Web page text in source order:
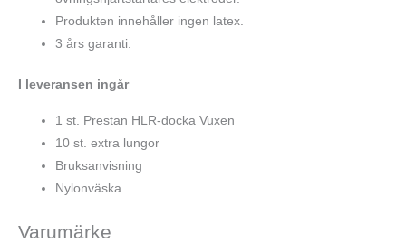
Produkten innehåller ingen latex.
3 års garanti.
I leveransen ingår
1 st. Prestan HLR-docka Vuxen
10 st. extra lungor
Bruksanvisning
Nylonväska
Varumärke